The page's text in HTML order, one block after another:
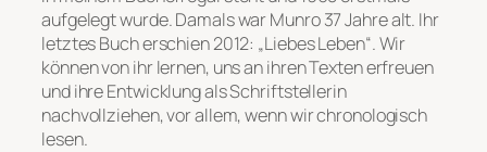
aufgelegt wurde. Damals war Munro 37 Jahre alt. Ihr
letztes Buch erschien 2012: „Liebes Leben“. Wir
können von ihr lernen, uns an ihren Texten erfreuen
und ihre Entwicklung als Schriftstellerin
nachvollziehen, vor allem, wenn wir chronologisch
lesen.